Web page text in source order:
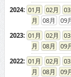
2024: 01 02 03
08
09
2023: 01 02 03
08
09
2022: 01 02 03
08
09